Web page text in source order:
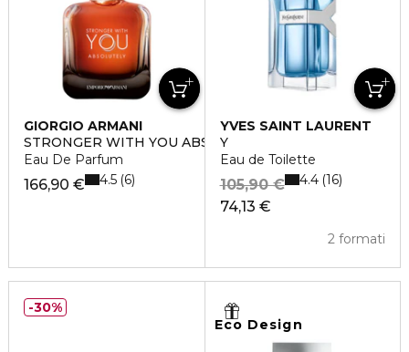
GIORGIO ARMANI
STRONGER WITH YOU ABSOLUTELY
Eau De Parfum
166,90 € 4.5 6
YVES SAINT LAURENT
Y
Eau de Toilette
74,13 €
105,90 €
2 formati
4.4 16
30%
Eco Design